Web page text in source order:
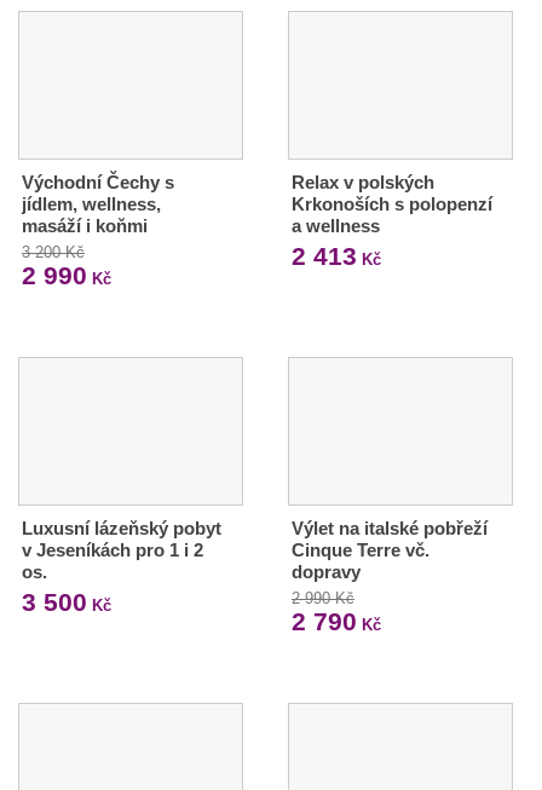
Východní Čechy s
jídlem, wellness,
masáží i koňmi
3 200 Kč
2 990 Kč
Relax v polských
Krkonoších s polopenzí
a wellness
2 413 Kč
Luxusní lázeňský pobyt
v Jeseníkách pro 1 i 2
os.
3 500 Kč
Výlet na italské pobřeží
Cinque Terre vč.
dopravy
2 990 Kč
2 790 Kč